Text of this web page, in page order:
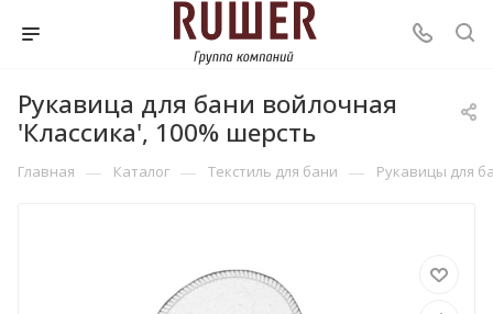
Рукавица для бани войлочная
'Классика', 100% шерсть
Главная — Каталог — Текстиль для бани — Рукавицы для